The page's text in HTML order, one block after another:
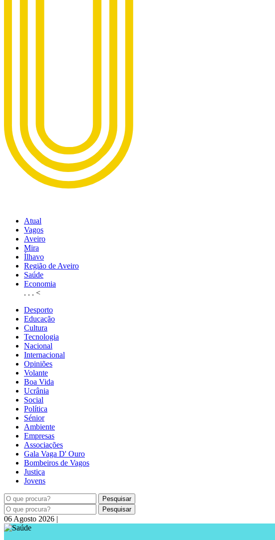
Atual
Vagos
Aveiro
Mira
Ílhavo
Região de Aveiro
Saúde
Economia
. . . <
Desporto
Educação
Cultura
Tecnologia
Nacional
Internacional
Opiniões
Volante
Boa Vida
Ucrânia
Social
Política
Sénior
Ambiente
Empresas
Associações
Gala Vaga D' Ouro
Bombeiros de Vagos
Justiça
Jovens
Pesquisar
Pesquisar
06 Agosto 2026 |